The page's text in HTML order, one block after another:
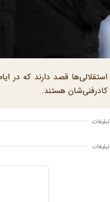
استقلالی‌ها قصد دارند که در
کادرفنی‌شان هستند.
تبلیغات
تبلیغات